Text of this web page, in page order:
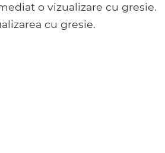
o vizualizare cu gresie.
cu gresie.